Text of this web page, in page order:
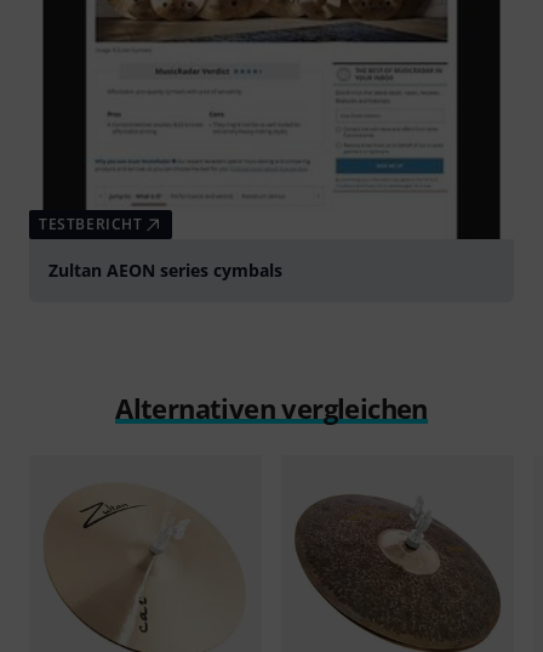
TESTBERICHT
Zultan AEON series cymbals
Alternativen vergleichen